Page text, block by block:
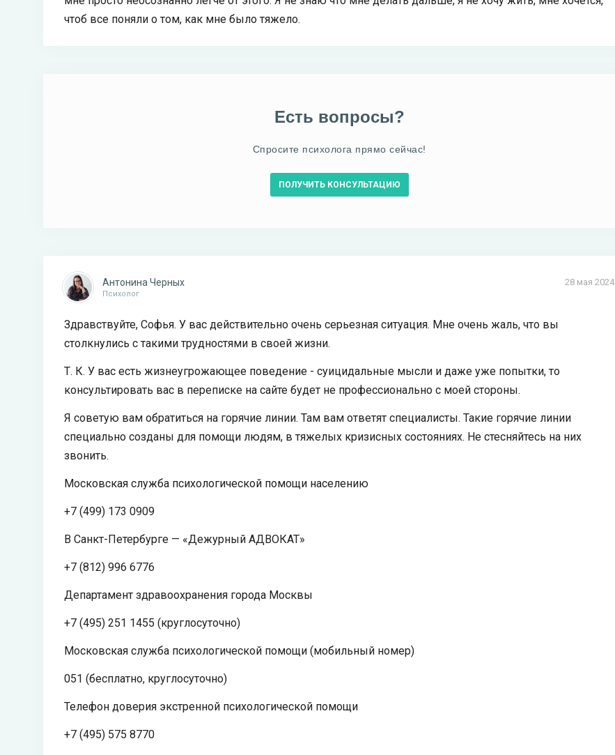
чтоб все поняли о том, как мне было тяжело.
Есть вопросы?
Спросите психолога прямо сейчас!
ПОЛУЧИТЬ КОНСУЛЬТАЦИЮ
28 мая 2024
Антонина Черных
Психолог
Здравствуйте, Софья. У вас действительно очень серьезная ситуация. Мне очень жаль, что вы
столкнулись с такими трудностями в своей жизни.
Т. К. У вас есть жизнеугрожающее поведение - суицидальные мысли и даже уже попытки, то
консультировать вас в переписке на сайте будет не профессионально с моей стороны.
Я советую вам обратиться на горячие линии. Там вам ответят специалисты. Такие горячие линии
специально созданы для помощи людям, в тяжелых кризисных состояниях. Не стесняйтесь на них
звонить.
Московская служба психологической помощи населению
+7 (499) 173 0909
В Санкт-Петербурге — «Дежурный АДВОКАТ»
+7 (812) 996 6776
Департамент здравоохранения города Москвы
+7 (495) 251 1455 (круглосуточно)
Московская служба психологической помощи (мобильный номер)
051 (бесплатно, круглосуточно)
Телефон доверия экстренной психологической помощи
+7 (495) 575 8770